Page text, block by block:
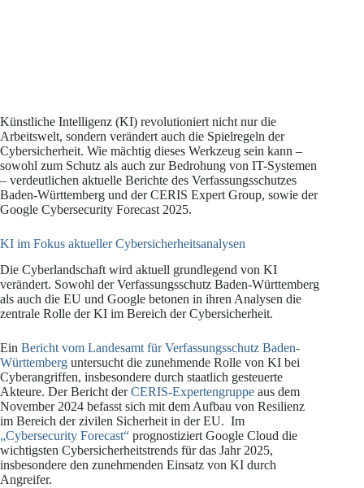
Künstliche Intelligenz (KI) revolutioniert nicht nur die
Arbeitswelt, sondern verändert auch die Spielregeln der
Cybersicherheit. Wie mächtig dieses Werkzeug sein kann –
sowohl zum Schutz als auch zur Bedrohung von IT-Systemen
– verdeutlichen aktuelle Berichte des Verfassungsschutzes
Baden-Württemberg und der CERIS Expert Group, sowie der
Google Cybersecurity Forecast 2025.
KI im Fokus aktueller Cybersicherheitsanalysen
Die Cyberlandschaft wird aktuell grundlegend von KI
verändert. Sowohl der Verfassungsschutz Baden-Württemberg
als auch die EU und Google betonen in ihren Analysen die
zentrale Rolle der KI im Bereich der Cybersicherheit.
Ein Bericht vom Landesamt für Verfassungsschutz Baden-
Württemberg untersucht die zunehmende Rolle von KI bei
Cyberangriffen, insbesondere durch staatlich gesteuerte
Akteure. Der Bericht derCERIS-Expertengruppe aus dem
November 2024 befasst sich mit dem Aufbau von Resilienz
im Bereich der zivilen Sicherheit in der EU. Im
„Cybersecurity Forecast“ prognostiziert Google Cloud die
wichtigsten Cybersicherheitstrends für das Jahr 2025,
insbesondere den zunehmenden Einsatz von KI durch
Angreifer.